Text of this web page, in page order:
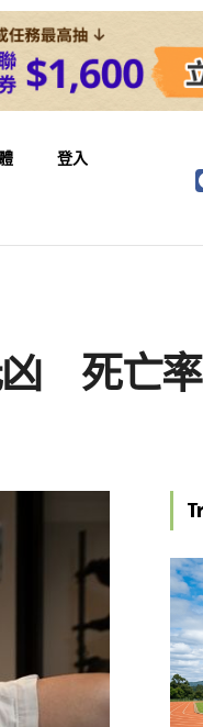
登入
凶 死亡